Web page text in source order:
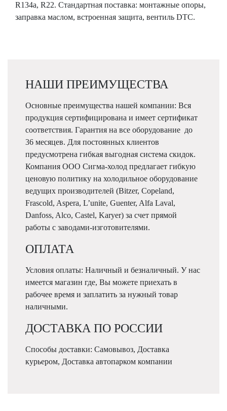
R134a, R22. Стандартная поставка: монтажные опоры,
заправка маслом, встроенная защита, вентиль DTC.
НАШИ ПРЕИМУЩЕСТВА
Основные преимущества нашей компании: Вся
продукция сертифицирована и имеет сертификат
соответствия. Гарантия на все оборудование до
36 месяцев. Для постоянных клиентов
предусмотрена гибкая выгодная система скидок.
Компания ООО Сигма-холод предлагает гибкую
ценовую политику на холодильное оборудование
ведущих производителей (Bitzer, Copeland,
Frascold, Aspera, L’unite, Guenter, Alfa Laval,
Danfoss, Alco, Castel, Karyer) за счет прямой
работы с заводами-изготовителями.
ОПЛАТА
Условия оплаты: Наличный и безналичный. У нас
имеется магазин где, Вы можете приехать в
рабочее время и заплатить за нужный товар
наличными.
ДОСТАВКА ПО РОССИИ
Способы доставки: Самовывоз, Доставка
курьером, Доставка автопарком компании